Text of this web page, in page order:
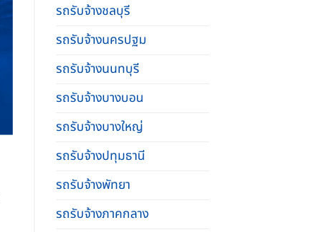
รถรับจ้างชลบุรี
รถรับจ้างนครปฐม
รถรับจ้างนนทบุรี
รถรับจ้างบางบอน
รถรับจ้างบางใหญ่
รถรับจ้างปทุมธานี
รถรับจ้างพัทยา
รถรับจ้างภาคกลาง